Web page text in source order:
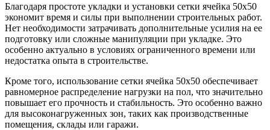
Благодаря простоте укладки и установки сетки ячейка 50х50
экономит время и силы при выполнении строительных работ.
Нет необходимости затрачивать дополнительные усилия на ее
подготовку или сложные манипуляции при укладке. Это
особенно актуально в условиях ограниченного времени или
недостатка опыта в строительстве.
Кроме того, использование сетки ячейка 50х50 обеспечивает
равномерное распределение нагрузки на пол, что значительно
повышает его прочность и стабильность. Это особенно важно
для высоконагруженных зон, таких как производственные
помещения, склады или гаражи.